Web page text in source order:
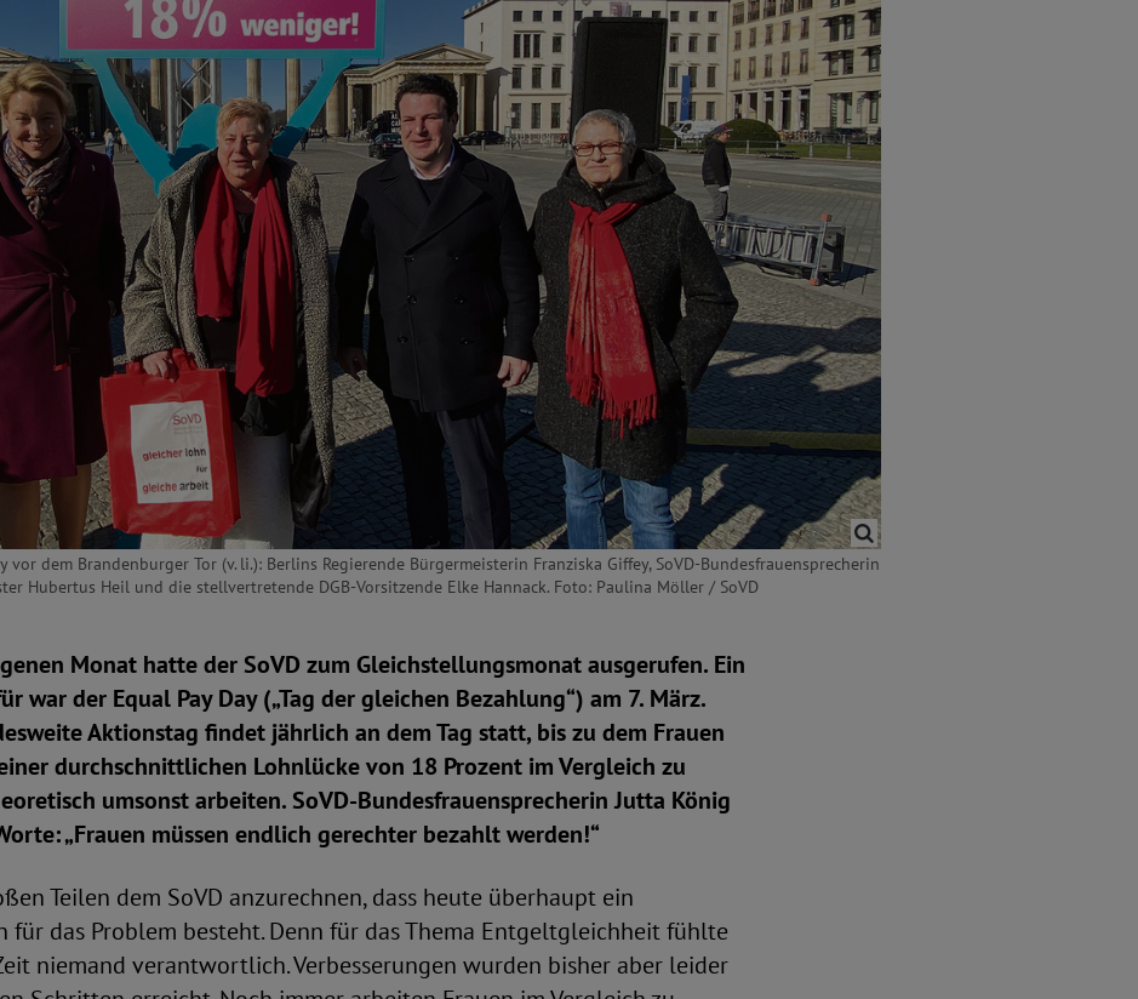
vor dem Brandenburger Tor (v. li.): Berlins Regierende Bürgermeisterin Franziska Giffey, SoVD-Bundesfrauensprecherin
Hubertus Heil und die stellvertretende DGB-Vorsitzende Elke Hannack. Foto: Paulina Möller / SoVD
Monat hatte der SoVD zum Gleichstellungsmonat ausgerufen. Ein
war der Equal Pay Day („Tag der gleichen Bezahlung“) am 7. März.
Aktionstag findet jährlich an dem Tag statt, bis zu dem Frauen
durchschnittlichen Lohnlücke von 18 Prozent im Vergleich zu
umsonst arbeiten. SoVD-Bundesfrauensprecherin Jutta König
„Frauen müssen endlich gerechter bezahlt werden!“
Teilen dem SoVD anzurechnen, dass heute überhaupt ein
für das Problem besteht. Denn für das Thema Entgeltgleichheit fühlte
niemand verantwortlich. Verbesserungen wurden bisher aber leider